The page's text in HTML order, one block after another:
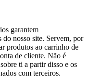
garantem
do nosso site. Servem, por
produtos ao carrinho de
de cliente. Não é
ti a partir disso e os
com terceiros.